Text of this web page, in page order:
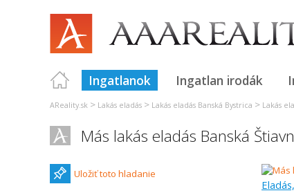
Ingatlanok Ingatlan irodák
AReality.sk > Lakás eladás > Lakás eladás Banská Bystrica > Lakás
Más lakás eladás Banská
Uložiť toto hladanie